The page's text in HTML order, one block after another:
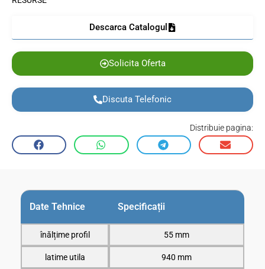
Descarca Catalogul
Solicita Oferta
Discuta Telefonic
Distribuie pagina:
Date Tehnice Specificații
înălțime profil 55 mm
latime utila 940 mm